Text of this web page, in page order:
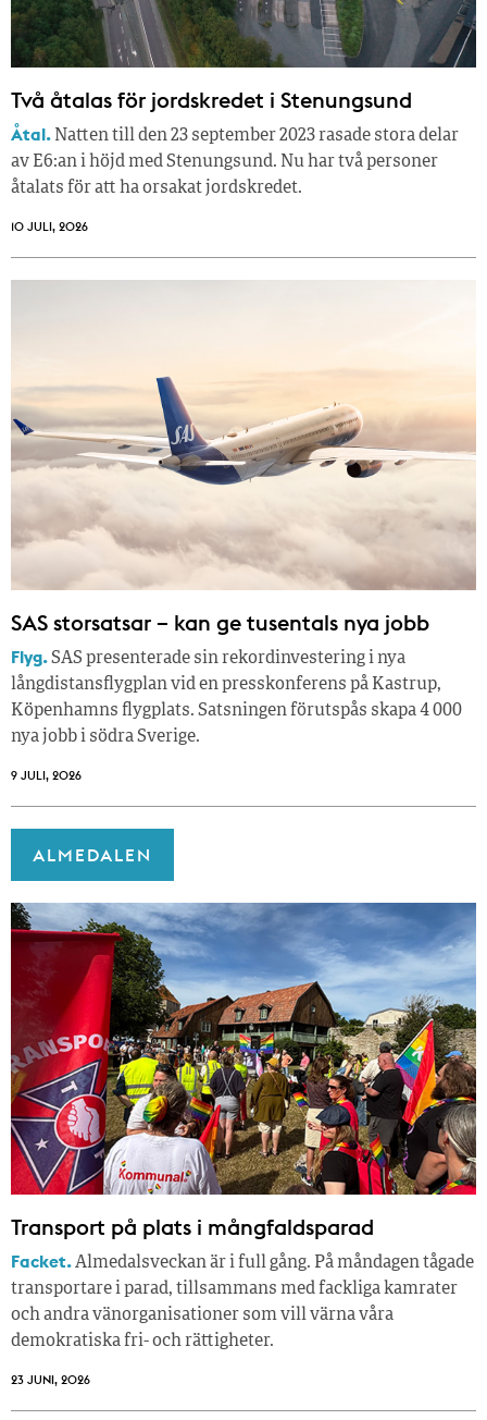
Två åtalas för jordskredet i Stenungsund
Åtal. Natten till den 23 september 2023 rasade stora delar
av E6:an i höjd med Stenungsund. Nu har två personer
åtalats för att ha orsakat jordskredet.
10 JULI, 2026
SAS storsatsar – kan ge tusentals nya jobb
Flyg.SAS presenterade sin rekordinvestering i nya
långdistansflygplan vid en presskonferens på Kastrup,
Köpenhamns flygplats. Satsningen förutspås skapa 4 000
nya jobb i södra Sverige.
9 JULI, 2026
ALMEDALEN
Transport på plats i mångfaldsparad
Facket.Almedalsveckan är i full gång. På måndagen tågade
transportare i parad, tillsammans med fackliga kamrater
och andra vänorganisationer som vill värna våra
demokratiska fri- och rättigheter.
23 JUNI, 2026